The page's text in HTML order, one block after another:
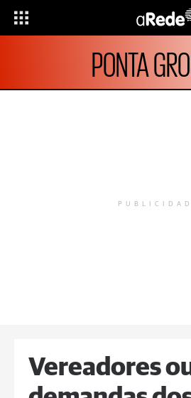
PONTA
Vereadores